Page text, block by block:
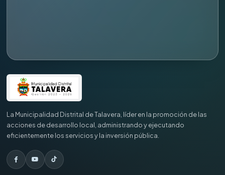
La Municipalidad Distrital de Talavera, líder en la promoción de las
acciones de desarrollo local, administrando y ejecutando
eficientemente los servicios y la inversión pública.